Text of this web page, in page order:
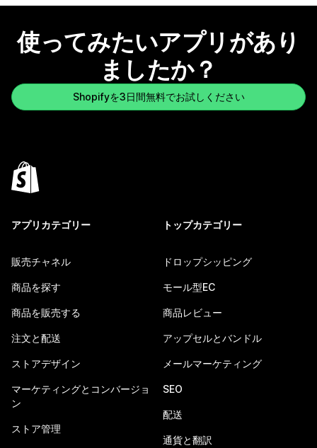
使ってみたいアプリがあり
ましたか？
Shopifyを3日間無料でお試しください
アプリカテゴリー
販売チャネル
商品を探す
商品を販売する
注文と配送
ストアデザイン
マーケティングとコンバージョ
ン
ストア管理
トップカテゴリー
ドロップシッピング
モール型EC
商品レビュー
アップセルとバンドル
メールマーケティング
SEO
配送
通貨と翻訳